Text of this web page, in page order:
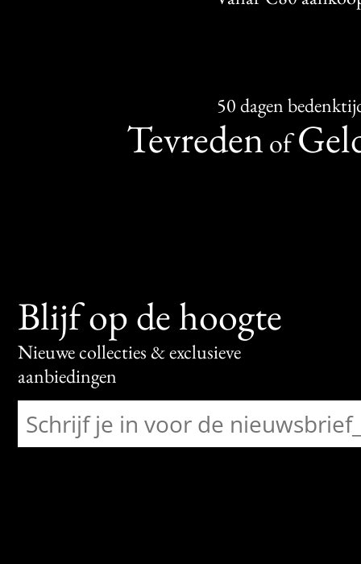
50 dagen
Tevredenof
Blijf op de hoogte
Nieuwe collecties & exclusieve
aanbiedingen